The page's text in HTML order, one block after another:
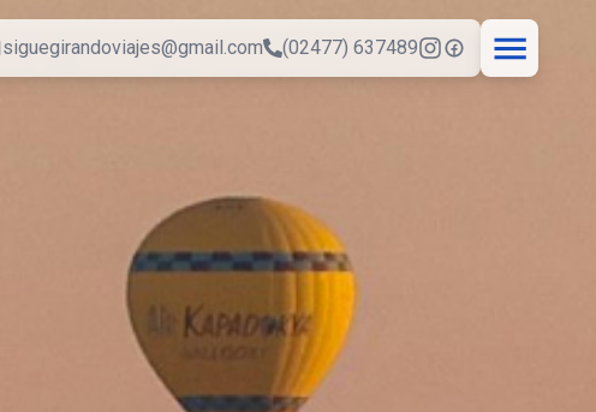
siguegirandoviajes@gmail.com (02477) 637489